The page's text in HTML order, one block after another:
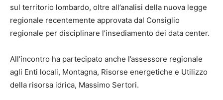
sul territorio lombardo, oltre all’analisi della nuova legge
regionale recentemente approvata dal Consiglio
regionale per disciplinare l’insediamento dei data center.
All’incontro ha partecipato anche l’assessore regionale
agli Enti locali, Montagna, Risorse energetiche e Utilizzo
della risorsa idrica, Massimo Sertori.